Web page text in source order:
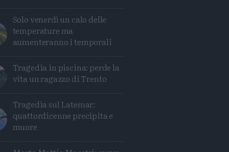
Solo venerdì un calo delle
temperature ma
aumenteranno i temporali
Tragedia in piscina: perde la
vita un ragazzo di Trento
Tragedia sul Latemar:
quattordicenne precipita e
muore